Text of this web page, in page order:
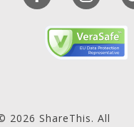
2026 ShareThis. All